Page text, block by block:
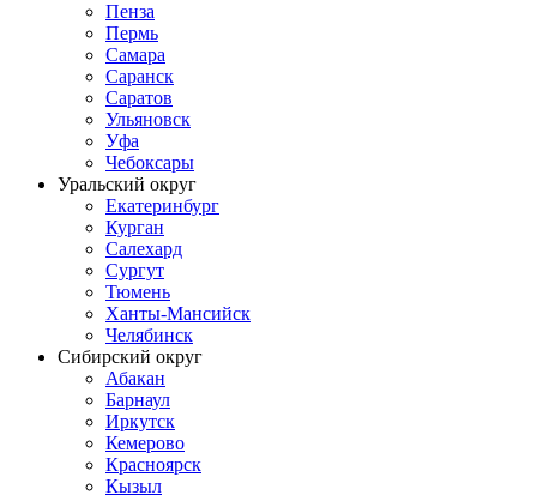
Пенза
Пермь
Самара
Саранск
Саратов
Ульяновск
Уфа
Чебоксары
Уральский округ
Екатеринбург
Курган
Салехард
Сургут
Тюмень
Ханты-Мансийск
Челябинск
Сибирский округ
Абакан
Барнаул
Иркутск
Кемерово
Красноярск
Кызыл